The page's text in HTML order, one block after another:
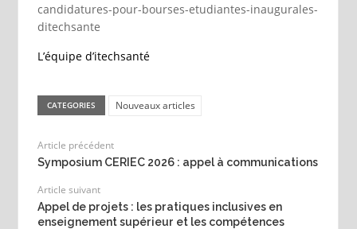
candidatures-pour-bourses-etudiantes-inaugurales-
ditechsante
L’équipe d’itechsanté
CATEGORIES Nouveaux articles
Article précédent
Symposium CERIEC 2026 : appel à communications
Article suivant
Appel de projets : les pratiques inclusives en
enseignement supérieur et les compétences